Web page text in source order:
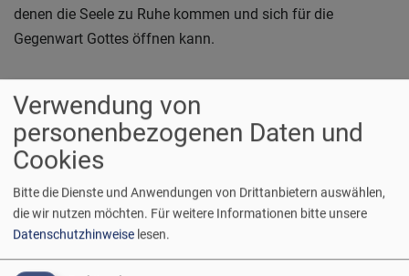
denen die Seele zu Ruhe kommen und sich für die
Gegenwart Gottes öffnen kann.
Aktuelle Veranstaltungen
Weitere geistliche Angebote
Verwendung von
personenbezogenen Daten und
Cookies
Bitte die Dienste und Anwendungen von Drittanbietern auswählen,
die wir nutzen möchten. Für weitere Informationen bitte unsere
Datenschutzhinweise lesen.